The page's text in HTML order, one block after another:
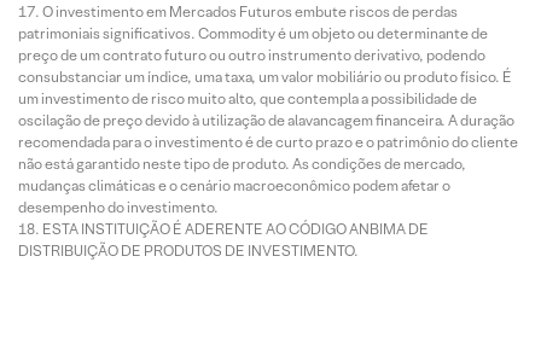
O investimento em Mercados Futuros embute riscos de perdas
patrimoniais significativos. Commodity é um objeto ou determinante de
preço de um contrato futuro ou outro instrumento derivativo, podendo
consubstanciar um índice, uma taxa, um valor mobiliário ou produto físico. É
um investimento de risco muito alto, que contempla a possibilidade de
oscilação de preço devido à utilização de alavancagem financeira. A duração
recomendada para o investimento é de curto prazo e o patrimônio do cliente
não está garantido neste tipo de produto. As condições de mercado,
mudanças climáticas e o cenário macroeconômico podem afetar o
desempenho do investimento.
ESTA INSTITUIÇÃO É ADERENTE AO CÓDIGO ANBIMA DE
DISTRIBUIÇÃO DE PRODUTOS DE INVESTIMENTO.